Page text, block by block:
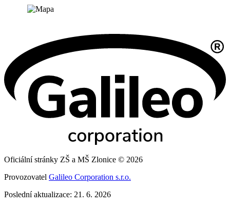
Oficiální stránky ZŠ a MŠ Zlonice © 2026
Provozovatel Galileo Corporation s.r.o.
Poslední aktualizace: 21. 6. 2026